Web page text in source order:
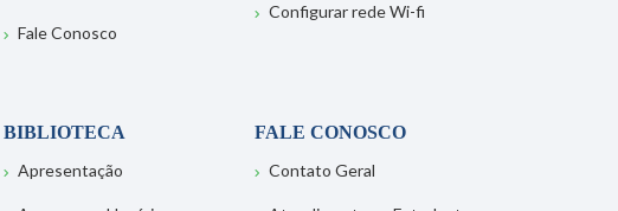
Fale Conosco
Configurar rede Wi-fi
BIBLIOTECA
Apresentação
FALE CONOSCO
Contato Geral